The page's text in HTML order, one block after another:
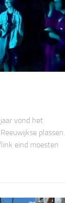
vond het
plassen.
eind moesten